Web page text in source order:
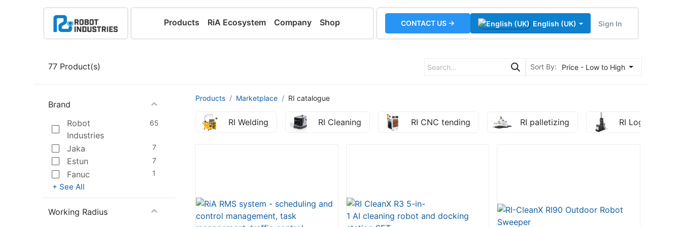
Products RiA Ecosystem Company Shop CONTACT US → English (UK) Sign In
77 Product(s) Sort By: Price - Low to High
Brand
Robot
Industries
65
Jaka 7
Estun 7
Fanuc 1
+ See All
Working Radius
Products Marketplace RI catalogue
RI Welding RI Cleaning RI CNC tending RI palletizing RI Logistics